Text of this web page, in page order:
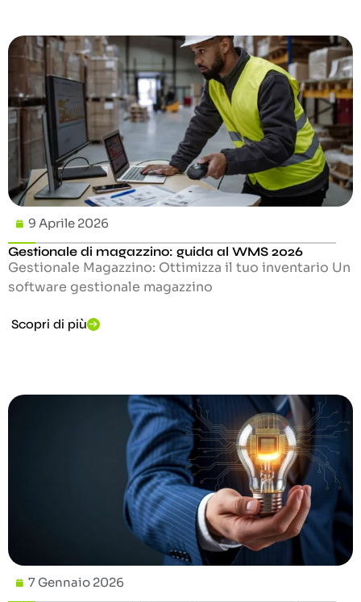
9 Aprile 2026
Gestionale di magazzino: guida al WMS 2026
Gestionale Magazzino: Ottimizza il tuo inventario Un
software gestionale magazzino
Scopri di più
7 Gennaio 2026